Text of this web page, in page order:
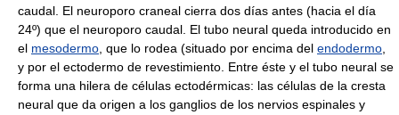
caudal. El neuroporo craneal cierra dos días antes (hacia el día
24º) que el neuroporo caudal. El tubo neural queda introducido en
el mesodermo , que lo rodea (situado por encima del endodermo
y por el ectodermo de revestimiento. Entre éste y el tubo neural se
forma una hilera de células ectodérmicas: las células de la cresta
neural que da origen a los ganglios de los nervios espinales y